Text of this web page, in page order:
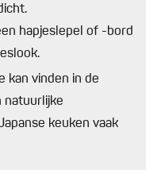
hapjeslepel of -bord
kan vinden in de
natuurlijke
keuken vaak